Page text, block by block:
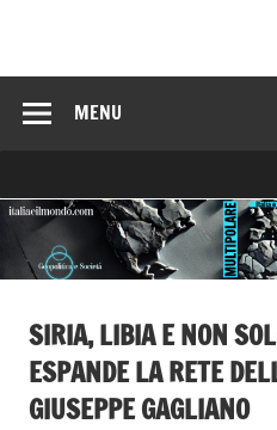
MENU
SIRIA, LIBIA E NON
ESPANDE LA RETE
GIUSEPPE GAGLIANO